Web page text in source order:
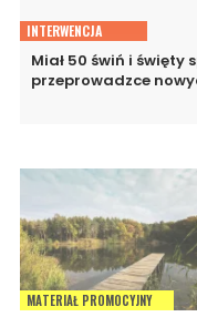
INTERWENCJA
Miał 50 świń i święty
przeprowadzce
MATERIAŁ PROMOCYJNY